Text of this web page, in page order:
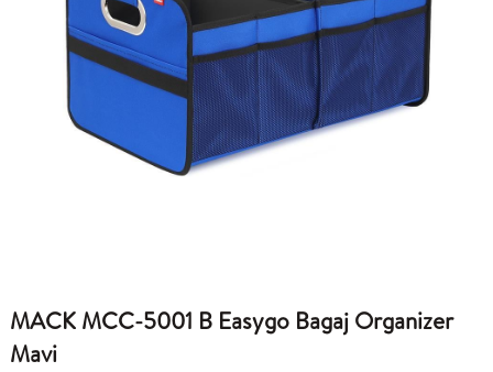
MACK MCC-5001 B Easygo Bagaj Organizer
Mavi